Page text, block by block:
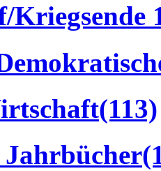
Kriegsende
(113)